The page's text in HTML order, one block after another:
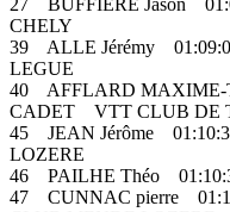
CHELY
39 ALLE Jérémy
LEGUE
40 AFFLARD
CADET VTT CLUB DE
45 JEAN Jérôme
LOZERE
46 PAILHE Théo
47 CUNNAC pierre